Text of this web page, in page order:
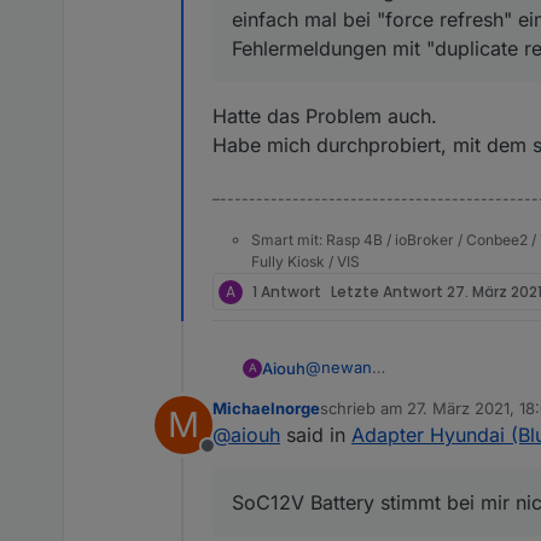
plugin | Vehicle bettery State -
Adapter to control Hyundai or
SoC12V Battery stimmt bei mir
Wie ist das bei den anderen
"force refresh" ein true
request".
Was genau ist bei den
absetze, oder ein
einfach mal bei "force refresh"
Fehlermeldungen mit "duplicate
Hatte das Problem auch.
Habe mich durchprobiert, mit dem
Smart mit: Rasp 4B / ioBroker / Conbee2
Fully Kiosk / VIS
A 1 Antwort Letzte Antwort 27. März
A Aiouh@newan
neben dem Nissan Leaf jetzt
Piloten.
Folgende Anmerkungen bzw.
charge | Vehicle bettery State
Typo bei der
M
Offline
Michaelnorgeschrieb am 27. März 2021,
zuletzt editiert von
@aiouh said in Adapter Hyundai
SoC12V Battery stimmt bei mir